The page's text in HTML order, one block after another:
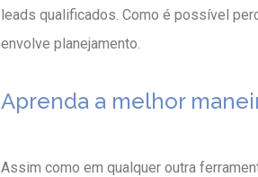
leads qualificados. Como é possível
envolve planejamento.
Aprenda a melhor
Assim como em qualquer outra